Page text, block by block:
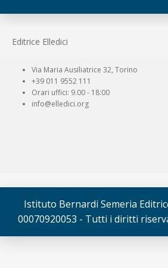
Editrice Elledici
Via Maria Ausiliatrice 32, Torino
+39 011 9552 111
Orari uffici: 9.00 - 18:00
info@elledici.org
Istituto Bernardi Semeria
00070920053 - Tutti i diritti